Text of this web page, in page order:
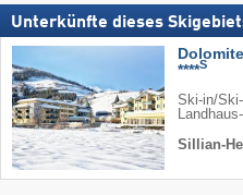
Unterkünfte dieses
****S
Ski-in/
Sillian-